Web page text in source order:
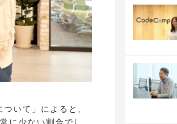
いて」によると、
に少ない割合でし